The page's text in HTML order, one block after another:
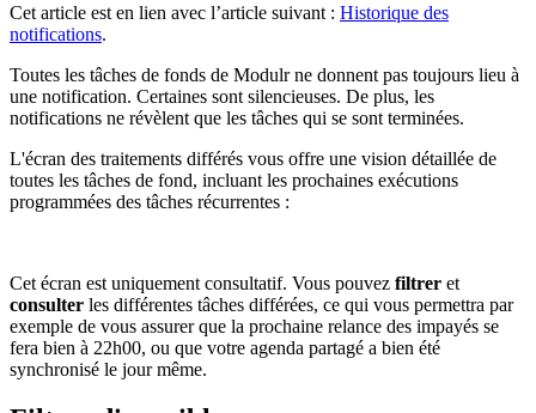
Cet article est en lien avec l’article suivant : Historique des
notifications.
Toutes les tâches de fonds de Modulr ne donnent pas toujours lieu à
une notification. Certaines sont silencieuses. De plus, les
notifications ne révèlent que les tâches qui se sont terminées.
L'écran des traitements différés vous offre une vision détaillée de
toutes les tâches de fond, incluant les prochaines exécutions
programmées des tâches récurrentes :
Cet écran est uniquement consultatif. Vous pouvez filtrer et
consulter les différentes tâches différées, ce qui vous permettra par
exemple de vous assurer que la prochaine relance des impayés se
fera bien à 22h00, ou que votre agenda partagé a bien été
synchronisé le jour même.